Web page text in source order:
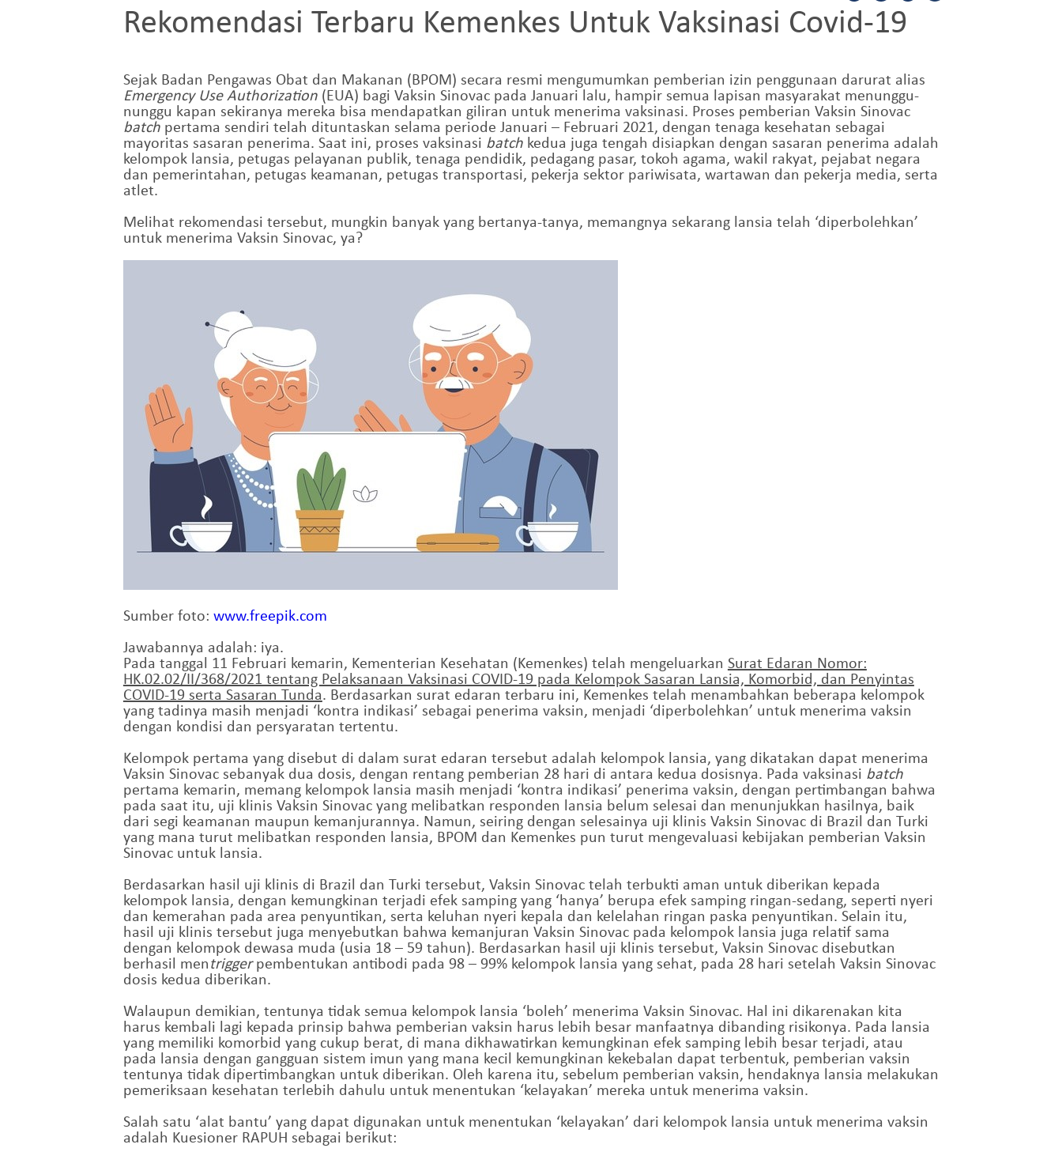
Rekomendasi Terbaru Kemenkes Untuk Vaksinasi Covid-19
Sejak Badan Pengawas Obat dan Makanan (BPOM) secara resmi mengumumkan pemberian izin penggunaan darurat alias
Emergency Use Authorization(EUA) bagi Vaksin Sinovac pada Januari lalu, hampir semua lapisan masyarakat menunggu-
nunggu kapan sekiranya mereka bisa mendapatkan giliran untuk menerima vaksinasi. Proses pemberian Vaksin Sinovac
batch pertama sendiri telah dituntaskan selama periode Januari – Februari 2021, dengan tenaga kesehatan sebagai
mayoritas sasaran penerima. Saat ini, proses vaksinasi batch kedua juga tengah disiapkan dengan sasaran penerima adalah
kelompok lansia, petugas pelayanan publik, tenaga pendidik, pedagang pasar, tokoh agama, wakil rakyat, pejabat negara
dan pemerintahan, petugas keamanan, petugas transportasi, pekerja sektor pariwisata, wartawan dan pekerja media, serta
atlet.
Melihat rekomendasi tersebut, mungkin banyak yang bertanya-tanya, memangnya sekarang lansia telah ‘diperbolehkan’
untuk menerima Vaksin Sinovac, ya?
Sumber foto: www.freepik.com
Jawabannya adalah: iya.
Pada tanggal 11 Februari kemarin, Kementerian Kesehatan (Kemenkes) telah mengeluarkan Surat Edaran Nomor:
HK.02.02/II/368/2021 tentang Pelaksanaan Vaksinasi COVID-19 pada Kelompok Sasaran Lansia, Komorbid, dan Penyintas
COVID-19 serta Sasaran Tunda. Berdasarkan surat edaran terbaru ini, Kemenkes telah menambahkan beberapa kelompok
yang tadinya masih menjadi ‘kontra indikasi’ sebagai penerima vaksin, menjadi ‘diperbolehkan’ untuk menerima vaksin
dengan kondisi dan persyaratan tertentu.
Kelompok pertama yang disebut di dalam surat edaran tersebut adalah kelompok lansia, yang dikatakan dapat menerima
Vaksin Sinovac sebanyak dua dosis, dengan rentang pemberian 28 hari di antara kedua dosisnya. Pada vaksinasi batch
pertama kemarin, memang kelompok lansia masih menjadi ‘kontra indikasi’ penerima vaksin, dengan pertimbangan bahwa
pada saat itu, uji klinis Vaksin Sinovac yang melibatkan responden lansia belum selesai dan menunjukkan hasilnya, baik
dari segi keamanan maupun kemanjurannya. Namun, seiring dengan selesainya uji klinis Vaksin Sinovac di Brazil dan Turki
yang mana turut melibatkan responden lansia, BPOM dan Kemenkes pun turut mengevaluasi kebijakan pemberian Vaksin
Sinovac untuk lansia.
Berdasarkan hasil uji klinis di Brazil dan Turki tersebut, Vaksin Sinovac telah terbukti aman untuk diberikan kepada
kelompok lansia, dengan kemungkinan terjadi efek samping yang ‘hanya’ berupa efek samping ringan-sedang, seperti nyeri
dan kemerahan pada area penyuntikan, serta keluhan nyeri kepala dan kelelahan ringan paska penyuntikan. Selain itu,
hasil uji klinis tersebut juga menyebutkan bahwa kemanjuran Vaksin Sinovac pada kelompok lansia juga relatif sama
dengan kelompok dewasa muda (usia 18 – 59 tahun). Berdasarkan hasil uji klinis tersebut, Vaksin Sinovac disebutkan
berhasil mentriggerpembentukan antibodi pada 98 – 99% kelompok lansia yang sehat, pada 28 hari setelah Vaksin Sinovac
dosis kedua diberikan.
Walaupun demikian, tentunya tidak semua kelompok lansia ‘boleh’ menerima Vaksin Sinovac. Hal ini dikarenakan kita
harus kembali lagi kepada prinsip bahwa pemberian vaksin harus lebih besar manfaatnya dibanding risikonya. Pada lansia
yang memiliki komorbid yang cukup berat, di mana dikhawatirkan kemungkinan efek samping lebih besar terjadi, atau
pada lansia dengan gangguan sistem imun yang mana kecil kemungkinan kekebalan dapat terbentuk, pemberian vaksin
tentunya tidak dipertimbangkan untuk diberikan. Oleh karena itu, sebelum pemberian vaksin, hendaknya lansia melakukan
pemeriksaan kesehatan terlebih dahulu untuk menentukan ‘kelayakan’ mereka untuk menerima vaksin.
Salah satu ‘alat bantu’ yang dapat digunakan untuk menentukan ‘kelayakan’ dari kelompok lansia untuk menerima vaksin
adalah Kuesioner RAPUH sebagai berikut: